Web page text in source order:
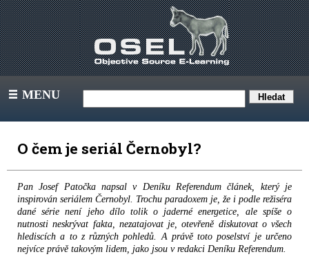
III MENU
O čem je seriál Černobyl?
Pan Josef Patočka napsal v Deníku Referendum článek, který je
inspirován seriálem Černobyl. Trochu paradoxem je, že i podle režiséra
dané série není jeho dílo tolik o jaderné energetice, ale spíše o
nutnosti neskrývat fakta, nezatajovat je, otevřeně diskutovat o všech
hlediscích a to z různých pohledů. A právě toto poselství je určeno
nejvíce právě takovým lidem, jako jsou v redakci Deníku Referendum.